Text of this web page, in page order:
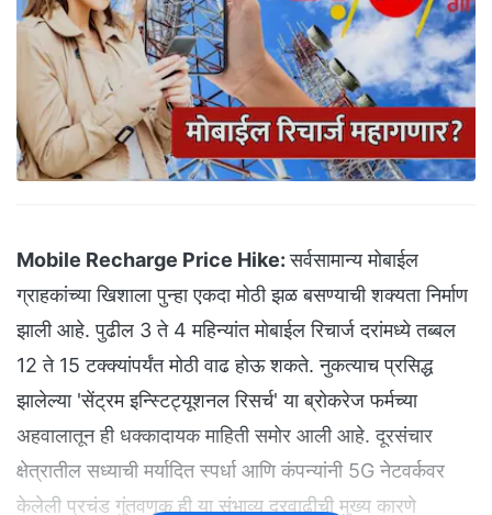
Mobile Recharge Price Hike:सर्वसामान्य मोबाईल
ग्राहकांच्या खिशाला पुन्हा एकदा मोठी झळ बसण्याची शक्यता निर्माण
झाली आहे. पुढील 3 ते 4 महिन्यांत मोबाईल रिचार्ज दरांमध्ये तब्बल
12 ते 15 टक्क्यांपर्यंत मोठी वाढ होऊ शकते. नुकत्याच प्रसिद्ध
झालेल्या 'सेंट्रम इन्स्टिट्यूशनल रिसर्च' या ब्रोकरेज फर्मच्या
अहवालातून ही धक्कादायक माहिती समोर आली आहे. दूरसंचार
क्षेत्रातील सध्याची मर्यादित स्पर्धा आणि कंपन्यांनी 5G नेटवर्कवर
केलेली प्रचंड गुंतवणूक ही या संभाव्य दरवाढीची मुख्य कारणे